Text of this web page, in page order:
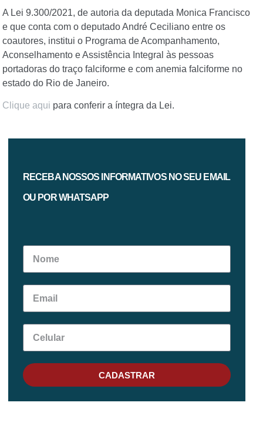
A Lei 9.300/2021, de autoria da deputada Monica Francisco
e que conta com o deputado André Ceciliano entre os
coautores, institui o Programa de Acompanhamento,
Aconselhamento e Assistência Integral às pessoas
portadoras do traço falciforme e com anemia falciforme no
estado do Rio de Janeiro.
Clique aqui para conferir a íntegra da Lei.
RECEBA NOSSOS INFORMATIVOS NO SEU EMAIL
OU POR WHATSAPP
CADASTRAR